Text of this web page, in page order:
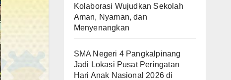
Kolaborasi Wujudkan Sekolah
Aman, Nyaman, dan
Menyenangkan
SMA Negeri 4 Pangkalpinang
Jadi Lokasi Pusat Peringatan
Hari Anak Nasional 2026 di